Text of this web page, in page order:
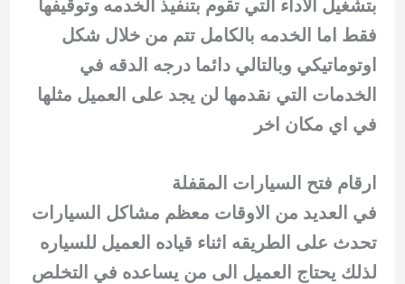
بتشغيل الاداء التي تقوم بتنفيذ الخدمه وتوقيفها
فقط اما الخدمه بالكامل تتم من خلال شكل
اوتوماتيكي وبالتالي دائما درجه الدقه في
الخدمات التي نقدمها لن يجد على العميل مثلها
في اي مكان اخر
ارقام فتح السيارات المقفلة
في العديد من الاوقات معظم مشاكل السيارات
تحدث على الطريقه اثناء قياده العميل للسياره
لذلك يحتاج العميل الى من يساعده في التخلص